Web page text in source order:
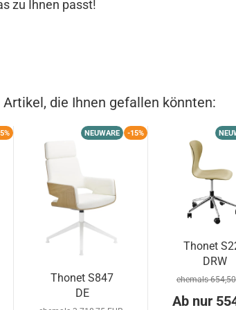
zu Ihnen passt!
die Ihnen gefallen könnten:
NEUWARE -15%
Thonet S847
DE
Thonet
DRW
ehemals 654,50
Ab nur